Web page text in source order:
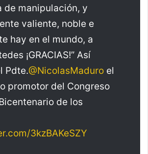
de manipulación, y
valiente, noble e
hay en el mundo, a
¡GRACIAS!” Así
Pdte.@NicolasMaduro el
promotor del Congreso
de los
3kzBAKeSZY